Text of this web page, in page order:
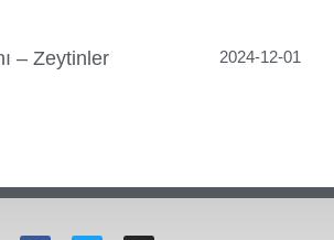
– Zeytinler 2024-12-01